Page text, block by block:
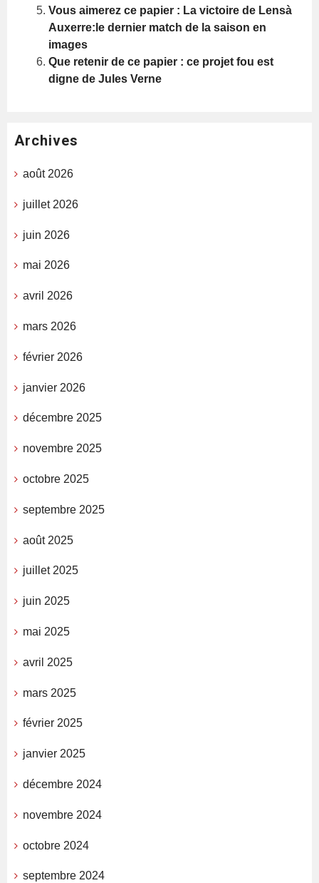
Vous aimerez ce papier : La victoire de Lensà
Auxerre:le dernier match de la saison en
images
Que retenir de ce papier : ce projet fou est
digne de Jules Verne
Archives
août 2026
juillet 2026
juin 2026
mai 2026
avril 2026
mars 2026
février 2026
janvier 2026
décembre 2025
novembre 2025
octobre 2025
septembre 2025
août 2025
juillet 2025
juin 2025
mai 2025
avril 2025
mars 2025
février 2025
janvier 2025
décembre 2024
novembre 2024
octobre 2024
septembre 2024